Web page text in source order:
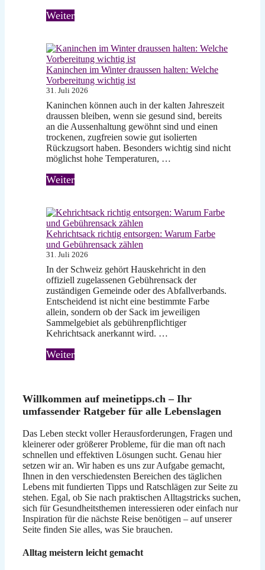
Weiter
Kaninchen im Winter draussen halten: Welche
Vorbereitung wichtig ist
31. Juli 2026
Kaninchen können auch in der kalten Jahreszeit
draussen bleiben, wenn sie gesund sind, bereits
an die Aussenhaltung gewöhnt sind und einen
trockenen, zugfreien sowie gut isolierten
Rückzugsort haben. Besonders wichtig sind nicht
möglichst hohe Temperaturen, …
Weiter
Kehrichtsack richtig entsorgen: Warum Farbe
und Gebührensack zählen
31. Juli 2026
In der Schweiz gehört Hauskehricht in den
offiziell zugelassenen Gebührensack der
zuständigen Gemeinde oder des Abfallverbands.
Entscheidend ist nicht eine bestimmte Farbe
allein, sondern ob der Sack im jeweiligen
Sammelgebiet als gebührenpflichtiger
Kehrichtsack anerkannt wird. …
Weiter
Willkommen auf meinetipps.ch – Ihr
umfassender Ratgeber für alle Lebenslagen
Das Leben steckt voller Herausforderungen, Fragen und
kleinerer oder größerer Probleme, für die man oft nach
schnellen und effektiven Lösungen sucht. Genau hier
setzen wir an. Wir haben es uns zur Aufgabe gemacht,
Ihnen in den verschiedensten Bereichen des täglichen
Lebens mit fundierten Tipps und Ratschlägen zur Seite zu
stehen. Egal, ob Sie nach praktischen Alltagstricks suchen,
sich für Gesundheitsthemen interessieren oder einfach nur
Inspiration für die nächste Reise benötigen – auf unserer
Seite finden Sie alles, was Sie brauchen.
Alltag meistern leicht gemacht